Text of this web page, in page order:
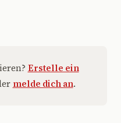
Erstelle ein
melde dich an.